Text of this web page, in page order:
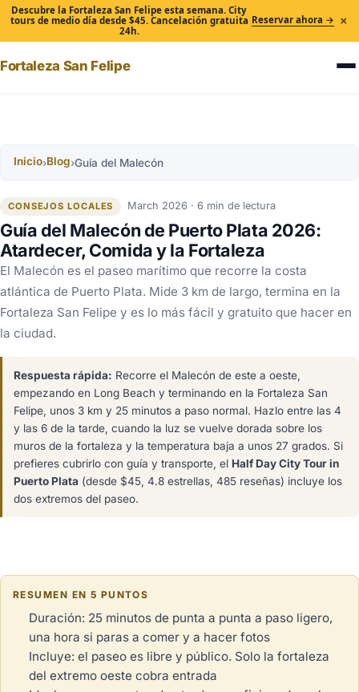
Descubre la Fortaleza San Felipe esta semana. City
tours de medio día desde $45. Cancelación gratuita
24h.
Reservar ahora → ×
Fortaleza San Felipe
Inicio›Blog›Guía del Malecón
CONSEJOS LOCALES March 2026 · 6 min de lectura
Guía del Malecón de Puerto Plata 2026:
Atardecer, Comida y la Fortaleza
El Malecón es el paseo marítimo que recorre la costa
atlántica de Puerto Plata. Mide 3 km de largo, termina en la
Fortaleza San Felipe y es lo más fácil y gratuito que hacer en
la ciudad.
Respuesta rápida: Recorre el Malecón de este a oeste,
empezando en Long Beach y terminando en la Fortaleza San
Felipe, unos 3 km y 25 minutos a paso normal. Hazlo entre las 4
y las 6 de la tarde, cuando la luz se vuelve dorada sobre los
muros de la fortaleza y la temperatura baja a unos 27 grados. Si
prefieres cubrirlo con guía y transporte, el Half Day City Tour in
Puerto Plata (desde $45, 4.8 estrellas, 485 reseñas) incluye los
dos extremos del paseo.
RESUMEN EN 5 PUNTOS
Duración: 25 minutos de punta a punta a paso ligero,
una hora si paras a comer y a hacer fotos
Incluye: el paseo es libre y público. Solo la fortaleza
del extremo oeste cobra entrada